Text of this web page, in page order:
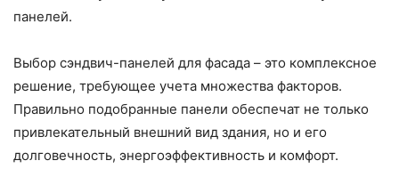
панелей.
Выбор сэндвич-панелей для фасада – это комплексное
решение, требующее учета множества факторов.
Правильно подобранные панели обеспечат не только
привлекательный внешний вид здания, но и его
долговечность, энергоэффективность и комфорт.